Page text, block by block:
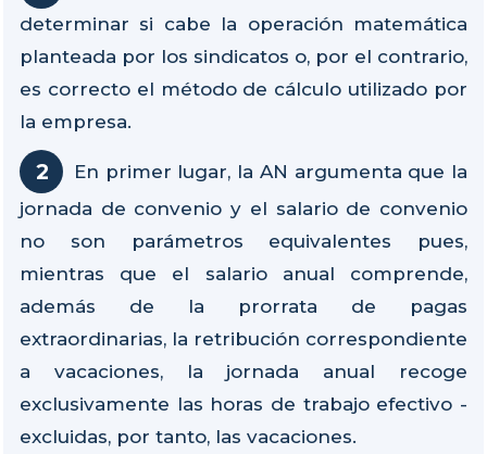
determinar si cabe la operación matemática
planteada por los sindicatos o, por el contrario,
es correcto el método de cálculo utilizado por
la empresa.
En primer lugar, la AN argumenta que la
jornada de convenio y el salario de convenio
no son parámetros equivalentes pues,
mientras que el salario anual comprende,
además de la prorrata de pagas
extraordinarias, la retribución correspondiente
a vacaciones, la jornada anual recoge
exclusivamente las horas de trabajo efectivo -
excluidas, por tanto, las vacaciones.